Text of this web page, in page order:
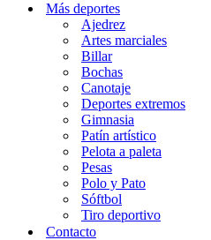
Más deportes
Ajedrez
Artes marciales
Billar
Bochas
Canotaje
Deportes extremos
Gimnasia
Patín artístico
Pelota a paleta
Pesas
Polo y Pato
Sóftbol
Tiro deportivo
Contacto